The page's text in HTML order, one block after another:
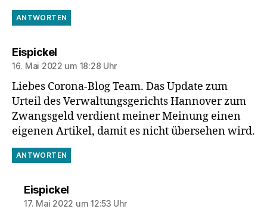
ANTWORTEN
Eispickelsagt:
16. Mai 2022 um 18:28 Uhr
Liebes Corona-Blog Team. Das Update zum
Urteil des Verwaltungsgerichts Hannover zum
Zwangsgeld verdient meiner Meinung einen
eigenen Artikel, damit es nicht übersehen wird.
ANTWORTEN
Eispickelsagt:
17. Mai 2022 um 12:53 Uhr